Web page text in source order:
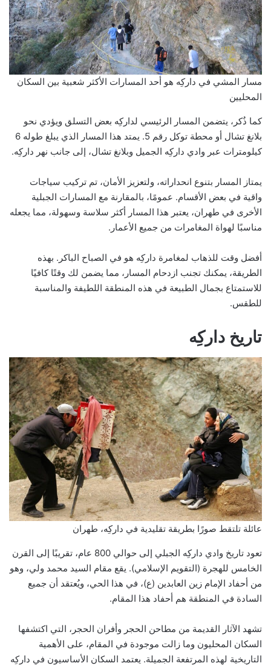
مسار المشي في داركِه هو أحد المسارات الأكثر شعبية بين السكان
المحليين
كما ذُكر، يتضمن المسار الرئيسي لداركِه بعض التسلق ويؤدي نحو
بلانغ تشال أو محطة توكل رقم 5. يمتد هذا المسار الذي يبلغ طوله 6
كيلومترات عبر وادي داركِه الجميل وبلانغ تشال، إلى جانب نهر داركِه.
يمتاز المسار بتنوع انحداراته، ولتعزيز الأمان، تم تركيب سياجات
واقية في بعض الأقسام. عمومًا، بالمقارنة مع المسارات الجبلية
الأخرى في طهران، يعتبر هذا المسار أكثر سلاسة وسهولة، مما يجعله
مناسبًا لهواة المغامرات من جميع الأعمار.
أفضل وقت للذهاب لمغامرة داركِه هو في الصباح الباكر. بهذه
الطريقة، يمكنك تجنب ازدحام المسار، مما يضمن لك وقتًا كافيًا
للاستمتاع بجمال الطبيعة في هذه المنطقة اللطيفة والمناسبة
للطقس.
تاريخ داركِه
عائلة تلتقط صورًا بطريقة تقليدية في داركِه، طهران
تعود تاريخ وادي داركِه الجبلي إلى حوالي 800 عام، تقريبًا إلى القرن
الخامس للهجرة (التقويم الإسلامي). يقع مقام السيد محمد ولي، وهو
من أحفاد الإمام زين العابدين (ع)، في هذا الحي، ويُعتقد أن جميع
السادة في المنطقة هم أحفاد هذا المقام.
تشهد الآثار القديمة من مطاحن الحجر وأفران الحجر، التي اكتشفها
السكان المحليون وما زالت موجودة في المقام، على الأهمية
التاريخية لهذه المرتفعة الجميلة. يعتمد السكان الأساسيون في داركِه